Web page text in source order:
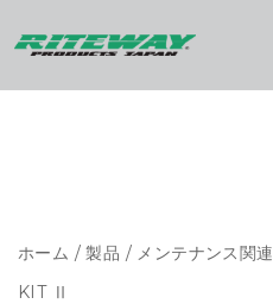
ホーム /製品 / メンテナンス関連
KIT Ⅱ